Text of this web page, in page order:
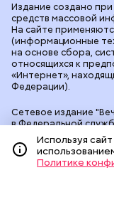
Сетевое издание
в Федеральной
информационных
(Роскомнадзор).
90524 от 09.12.2025.
"Вечерняя Москва".
Геннадьевич
Бумажный пр-д, д. 14,
Издание создано
средств массовой
На сайте
(информационные
на основе сбора,
относящихся к
«Интернет»,
Федерации).
Используя
Политике